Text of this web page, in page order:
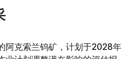
阿克索兰钨矿，计划于2028年